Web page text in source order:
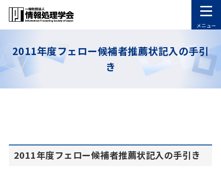
メニュー
2011年度フェロー候補者推薦状記入の手引
き
2011年度フェロー候補者推薦状記入の手引き